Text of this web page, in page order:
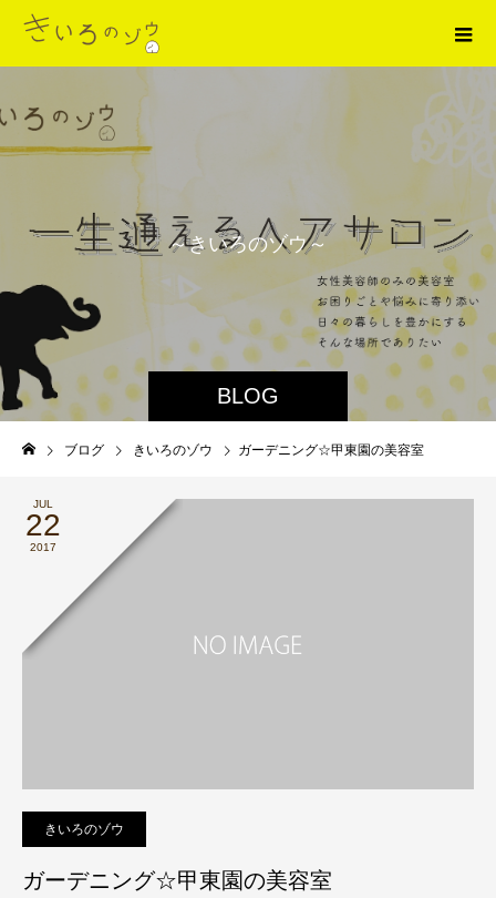
BLOG
～きいろのゾウ～
ブログ きいろのゾウ ガーデニング☆甲東園の美容室
JUL
22
2017
きいろのゾウ
ガーデニング☆甲東園の美容室